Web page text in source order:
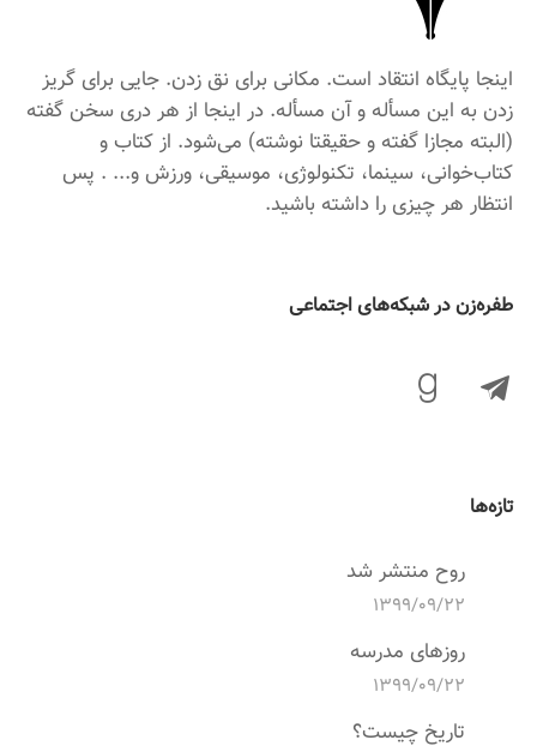
اینجا پایگاه انتقاد است. مکانی برای نق زدن. جایی برای گریز
زدن به این مسأله و آن مسأله. در اینجا از هر دری سخن گفته
(البته مجازا گفته و حقیقتا نوشته) می‌شود. از کتاب و
کتاب‌خوانی، سینما، تکنولوژی، موسیقی، ورزش و... . پس
انتظار هر چیزی را داشته باشید.
‌طفره‌زن در شبکه‌های اجتماعی
تازه‌ها
روح منتشر شد
۱۳۹۹/۰۹/۲۲
روزهای مدرسه
۱۳۹۹/۰۹/۲۲
تاریخ چیست؟